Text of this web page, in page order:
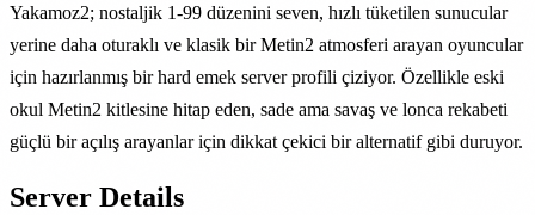
Yakamoz2; nostaljik 1-99 düzenini seven, hızlı tüketilen sunucular
yerine daha oturaklı ve klasik bir Metin2 atmosferi arayan oyuncular
için hazırlanmış bir hard emek server profili çiziyor. Özellikle eski
okul Metin2 kitlesine hitap eden, sade ama savaş ve lonca rekabeti
güçlü bir açılış arayanlar için dikkat çekici bir alternatif gibi duruyor.
Server Details